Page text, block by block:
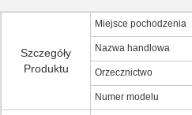
Szczegóły
Produktu
Miejsce pochodzenia
Nazwa handlowa
Orzecznictwo
Numer modelu